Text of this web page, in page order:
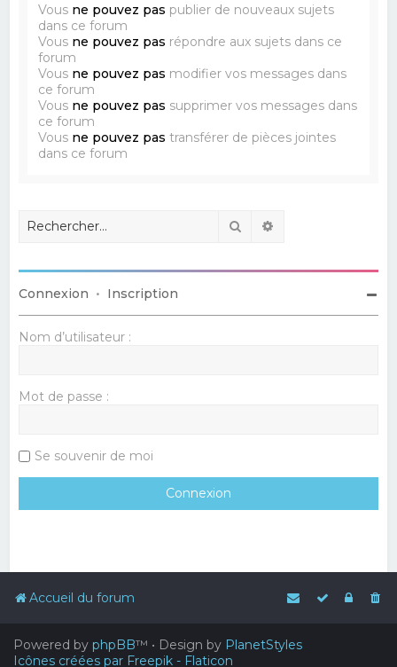
Vous ne pouvez pas publier de nouveaux sujets
dans ce forum
Vous ne pouvez pas répondre aux sujets dans ce
forum
Vous ne pouvez pas modifier vos messages dans
ce forum
Vous ne pouvez pas supprimer vos messages dans
ce forum
Vous ne pouvez pas transférer de pièces jointes
dans ce forum
Rechercher
Connexion • Inscription
Nom d’utilisateur :
Mot de passe :
Se souvenir de moi
Accueil du forum
Powered by phpBB™ • Design by PlanetStyles
Icônes créées par Freepik - Flaticon